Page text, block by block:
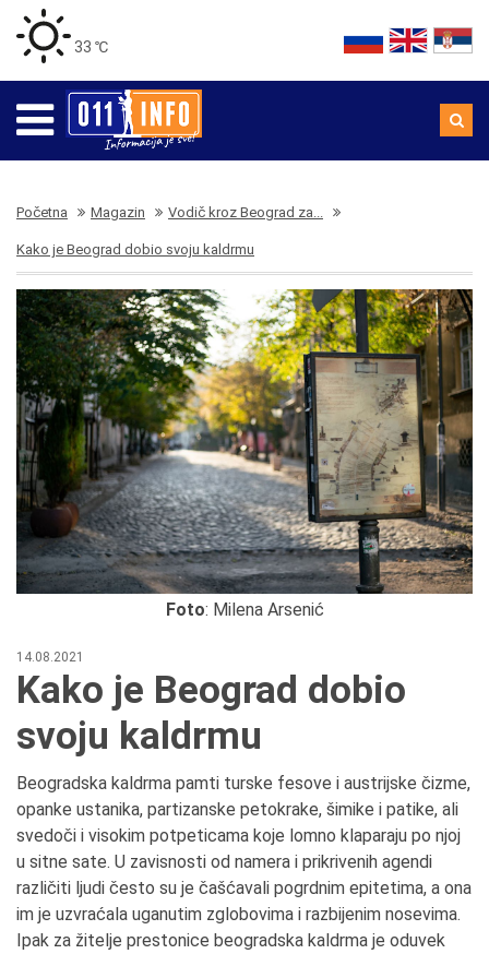
33 ℃
Početna Magazin Vodič kroz Beograd za...
Kako je Beograd dobio svoju kaldrmu
Foto: Milena Arsenić
14.08.2021
Kako je Beograd dobio
svoju kaldrmu
Beogradska kaldrma pamti turske fesove i austrijske čizme,
opanke ustanika, partizanske petokrake, šimike i patike, ali
svedoči i visokim potpeticama koje lomno klaparaju po njoj
u sitne sate. U zavisnosti od namera i prikrivenih agendi
različiti ljudi često su je čašćavali pogrdnim epitetima, a ona
im je uzvraćala uganutim zglobovima i razbijenim nosevima.
Ipak za žitelje prestonice beogradska kaldrma je oduvek